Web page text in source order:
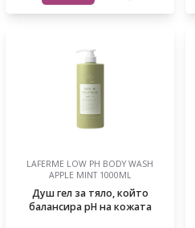
LAFERME LOW PH BODY WASH
APPLE MINT 1000ML
Душ гел за тяло, който
балансира pH на кожата